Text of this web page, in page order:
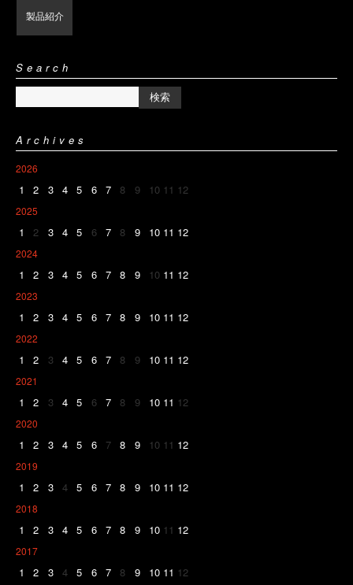
製品紹介
Search
Archives
2026
1 2 3 4 5 6 7 8 9 10 11 12
2025
1 2 3 4 5 6 7 8 9 10 11 12
2024
1 2 3 4 5 6 7 8 9 10 11 12
2023
1 2 3 4 5 6 7 8 9 10 11 12
2022
1 2 3 4 5 6 7 8 9 10 11 12
2021
1 2 3 4 5 6 7 8 9 10 11 12
2020
1 2 3 4 5 6 7 8 9 10 11 12
2019
1 2 3 4 5 6 7 8 9 10 11 12
2018
1 2 3 4 5 6 7 8 9 10 11 12
2017
1 2 3 4 5 6 7 8 9 10 11 12